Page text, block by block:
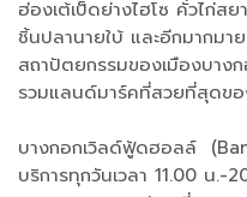
ฮ่องเต้เป็ดย่างไฮโซ คั่วไก่ส
ชิ้นปลานายใบ้ และอีกมากม
สถาปัตยกรรมของเมืองบาง
รวมแลนด์มาร์คที่สวยที่
บางกอกเวิลด์ฟู้ดฮอลล์
บริการทุกวันเวลา 11.00 น